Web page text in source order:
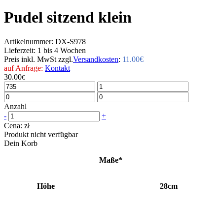
Pudel sitzend klein
Artikelnummer: DX-S978
Lieferzeit: 1 bis 4 Wochen
Preis inkl. MwSt zzgl.Versandkosten: 11.00€
auf Anfrage: Kontakt
30.00€
Anzahl
-
+
Cena: zł
Produkt nicht verfügbar
Dein Korb
Maße*
Höhe 28cm